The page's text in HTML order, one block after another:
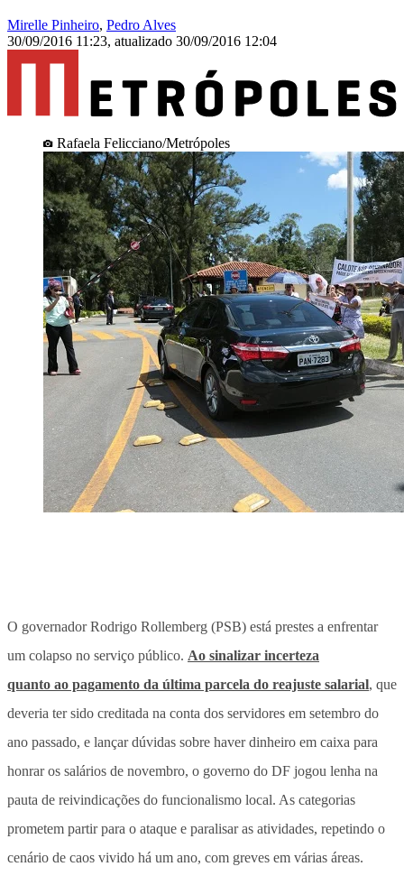
Mirelle Pinheiro, Pedro Alves
30/09/2016 11:23, atualizado 30/09/2016 12:04
Rafaela Felicciano/Metrópoles
O governador Rodrigo Rollemberg (PSB) está prestes a enfrentar
um colapso no serviço público. Ao sinalizar incerteza
quanto ao pagamento da última parcela do reajuste salarial, que
deveria ter sido creditada na conta dos servidores em setembro do
ano passado, e lançar dúvidas sobre haver dinheiro em caixa para
honrar os salários de novembro, o governo do DF jogou lenha na
pauta de reivindicações do funcionalismo local. As categorias
prometem partir para o ataque e paralisar as atividades, repetindo o
cenário de caos vivido há um ano, com greves em várias áreas.